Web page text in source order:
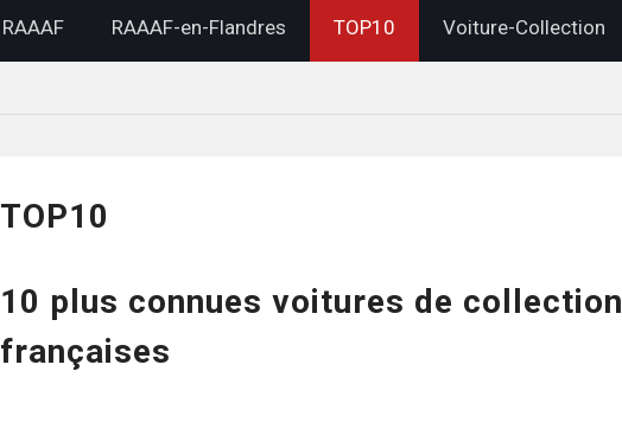
RAAAF RAAAF-en-Flandres TOP10 Voiture-Collection
TOP10
10 plus connues voitures de collection
françaises